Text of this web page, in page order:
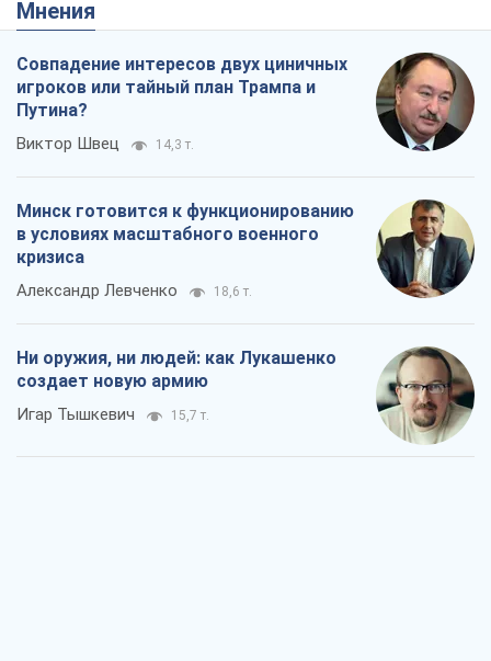
Мнения
Совпадение интересов двух циничных
игроков или тайный план Трампа и
Путина?
Виктор Швец 14,3 т.
Минск готовится к функционированию
в условиях масштабного военного
кризиса
Александр Левченко 18,6 т.
Ни оружия, ни людей: как Лукашенко
создает новую армию
Игар Тышкевич 15,7 т.